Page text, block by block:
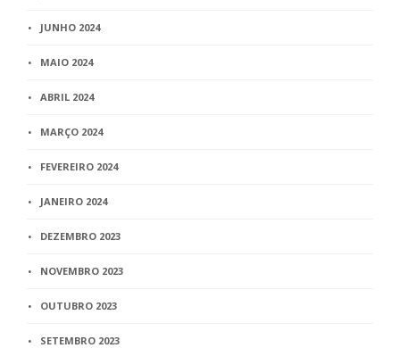
JUNHO 2024
MAIO 2024
ABRIL 2024
MARÇO 2024
FEVEREIRO 2024
JANEIRO 2024
DEZEMBRO 2023
NOVEMBRO 2023
OUTUBRO 2023
SETEMBRO 2023